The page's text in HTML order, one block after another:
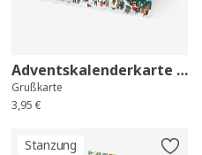
Adventskalenderkarte Karussell
Grußkarte
3,95 €
Stanzung